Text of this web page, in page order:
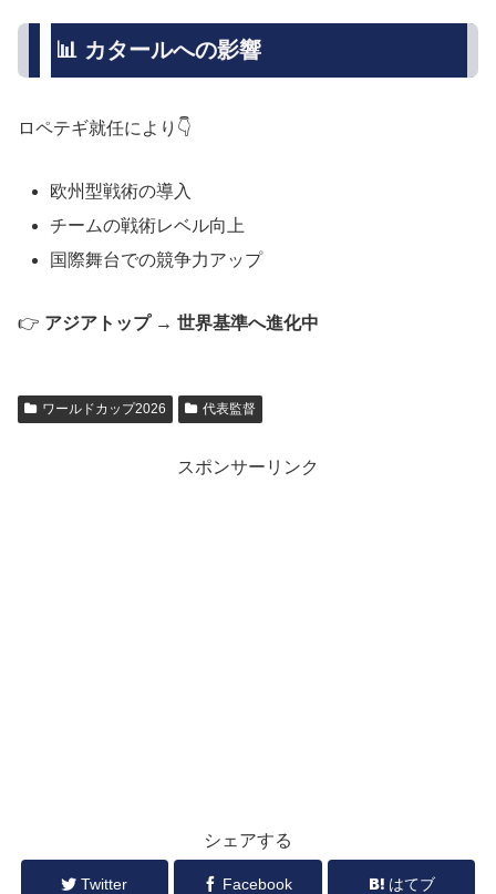
📊 カタールへの影響
ロペテギ就任により👇
欧州型戦術の導入
チームの戦術レベル向上
国際舞台での競争力アップ
👉 アジアトップ → 世界基準へ進化中
ワールドカップ2026 代表監督
スポンサーリンク
シェアする
Twitter Facebook はてブ